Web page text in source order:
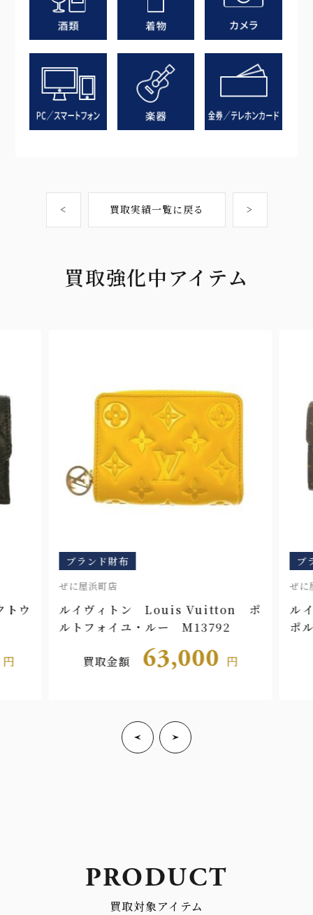
< 買取実績一覧に戻る >
買取強化中アイテム
ウ
ブランド財布
ぜに屋浜町店
ルイヴィトン Louis Vuitton ポ
ルトフォイユ・ルー M13792
買取金額 63,000 円
ブ
ぜに
ル
ポ
PRODUCT
買取対象アイテム